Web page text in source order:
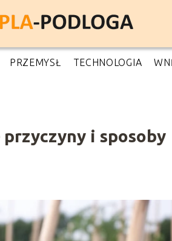
PRZEMYSŁ TECHNOLOGIA
i sposoby